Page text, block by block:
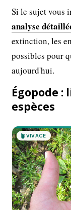
Si le sujet vous
analyse
extinction, les
possibles pour
aujourd'hui.
Égopode
espèces
🪴 VIVACE